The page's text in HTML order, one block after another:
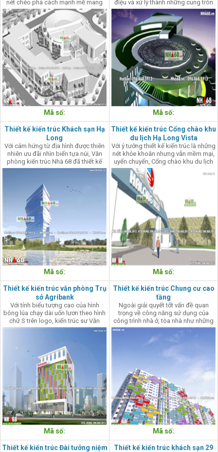
nét chéo phá cách mạnh mẽ mang
đến sự cuốn hút, ấn tượng cho công
trình đồng thời gây sự hứng thú, kích
thích sự sáng tạo của trẻ.
Mã số:
điệu và xử lý thành những cung tròn
với các cao độ khác nhau kết hợp với
các mảng xanh tự nhiên ôm lấy hình
tượng trống đồng ở trung tâm, càng
làm nổi bật mạnh mẽ hình tượng
trống đồng - như một sự trân trọng
các giá trị của lịch sử.
Mã số:
Thiết kế kiến trúc Khách sạn Hạ
Long
Với cảm hứng từ địa hình được thiên
nhiên ưu đãi nhìn biển tựa núi, Văn
phòng kiến trúc Nhà 68 đã thiết kế
khách sạn cao 18 tầng như một ngọn
“sóng vỗ” bắt mắt và tạo cảm xúc
mạnh mẽ.
Mã số:
Thiết kế kiến trúc Cổng chào khu
du lịch Hạ Long Vista
Với ý tưởng thiết kế kiến trúc là những
nét khỏe khoắn nhưng vẫn mềm mại,
uyển chuyển, Cổng chào khu du lịch
Hạ Long Vista được hình thành góp
phần tô thêm vẻ đẹp giao hòa giữa
đất trời, sóng biển và con người nơi
Mã số:
Thiết kế kiến trúc văn phòng Trụ
sở Agribank
Với tính biểu tượng cao của hình
bông lúa chạy dài uốn lươn theo hình
chữ S trên logo, kiến trúc sư Văn
phòng kiến trúc Nhà 68 đã cách điệu,
hình kiến trúc làm cho phần thân và
phần mái mềm mại và duyên dáng
hơn.
Mã số:
Thiết kế kiến trúc Chung cư cao
tầng
Ngoài giải quyết tốt vấn đề quan
trọng về công năng sử dụng của
công trình nhà ở, tòa nhà như những
bông hoa nhiều màu sắc góp phần
làm sống động, tạo cảm giác hứng
khởi cho cả khu phố.
Mã số:
Thiết kế kiến trúc Đài tưởng niệm
Thiết kế kiến trúc khách sạn 29